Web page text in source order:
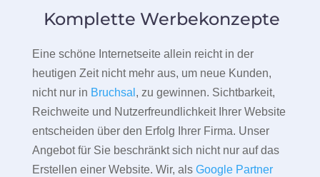
Komplette Werbekonzepte
Eine schöne Internetseite allein reicht in der
heutigen Zeit nicht mehr aus, um neue Kunden,
nicht nur in Bruchsal , zu gewinnen. Sichtbarkeit,
Reichweite und Nutzerfreundlichkeit Ihrer Website
entscheiden über den Erfolg Ihrer Firma. Unser
Angebot für Sie beschränkt sich nicht nur auf das
Erstellen einer Website. Wir, als Google Partner